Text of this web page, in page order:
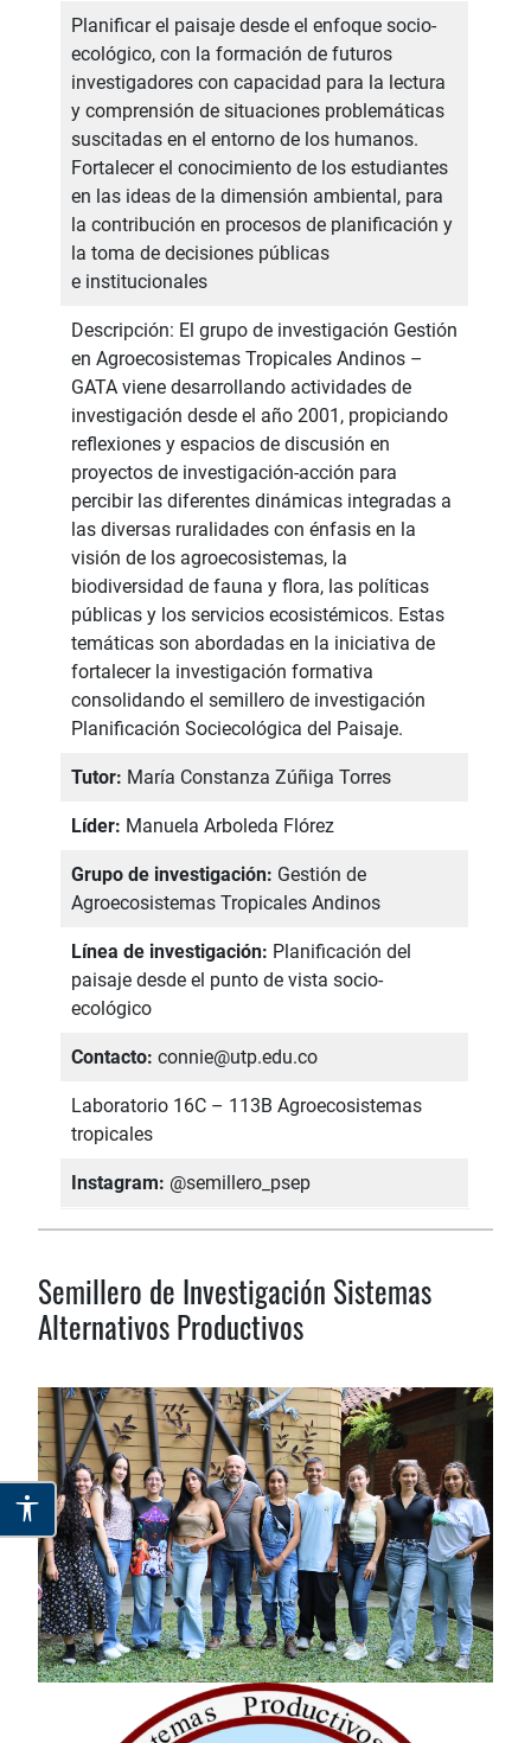
Planificar el paisaje desde el enfoque socio-
ecológico, con la formación de futuros
investigadores con capacidad para la lectura
y comprensión de situaciones problemáticas
suscitadas en el entorno de los humanos.
Fortalecer el conocimiento de los estudiantes
en las ideas de la dimensión ambiental, para
la contribución en procesos de planificación y
la toma de decisiones públicas
e institucionales
Descripción: El grupo de investigación Gestión
en Agroecosistemas Tropicales Andinos –
GATA viene desarrollando actividades de
investigación desde el año 2001, propiciando
reflexiones y espacios de discusión en
proyectos de investigación-acción para
percibir las diferentes dinámicas integradas a
las diversas ruralidades con énfasis en la
visión de los agroecosistemas, la
biodiversidad de fauna y flora, las políticas
públicas y los servicios ecosistémicos. Estas
temáticas son abordadas en la iniciativa de
fortalecer la investigación formativa
consolidando el semillero de investigación
Planificación Sociecológica del Paisaje.
Tutor: María Constanza Zúñiga Torres
Líder: Manuela Arboleda Flórez
Grupo de investigación: Gestión de
Agroecosistemas Tropicales Andinos
Línea de investigación: Planificación del
paisaje desde el punto de vista socio-
ecológico
Contacto:connie@utp.edu.co
Laboratorio 16C – 113B Agroecosistemas
tropicales
Instagram: @semillero_psep
Semillero de Investigación Sistemas
Alternativos Productivos